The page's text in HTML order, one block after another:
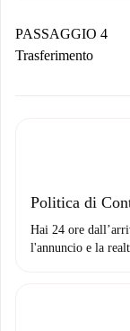
contatto con
Se rifiutata:
PASSAGGIO 4
Trasferimento
solo se non
Politica di
Hai 24 ore
l'annuncio e la